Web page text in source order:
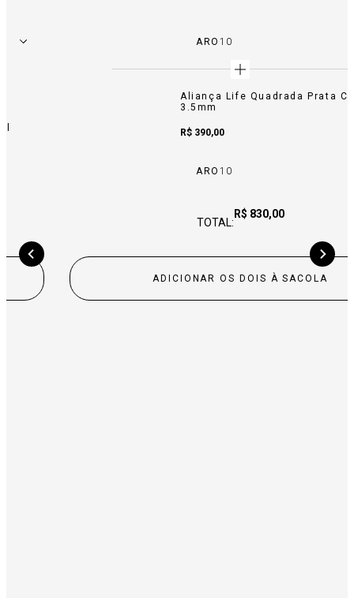
ARO 10
Aliança Life Quadrada Prata
3.5mm
Sale Price:
R$ 390,00
ARO 10
TOTAL:
Price:
R$ 830,00
ADICIONAR OS DOIS À SACOLA